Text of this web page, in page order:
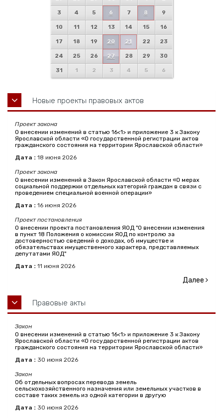
3 4 5 6 7 8 9
10 11 12 13 14 15 16
17 18 19 20 21 22 23
24 25 26 27 28 29 30
31 1 2 3 4 5 6
Новые проекты правовых актов
Проект закона
О внесении изменений в статью 16<1> и приложение 3 к Закону
Ярославской области «О государственной регистрации актов
гражданского состояния на территории Ярославской области»
Дата : 18 июня 2026
Проект закона
О внесении изменений в Закон Ярославской области «О мерах
социальной поддержки отдельных категорий граждан в связи с
проведением специальной военной операции»
Дата : 16 июня 2026
Проект постановления
О внесении проекта постановления ЯОД "О внесении изменения
в пункт 18 Положения о комиссии ЯОД по контролю за
достоверностью сведений о доходах, об имуществе и
обязательствах имущественного характера, представляемых
депутатами ЯОД"
Дата : 11 июня 2026
Далее
Правовые акты
Закон
О внесении изменений в статью 16<1> и приложение 3 к Закону
Ярославской области «О государственной регистрации актов
гражданского состояния на территории Ярославской области»
Дата : 30 июня 2026
Закон
Об отдельных вопросах перевода земель
сельскохозяйственного назначения или земельных участков в
составе таких земель из одной категории в другую
Дата : 30 июня 2026